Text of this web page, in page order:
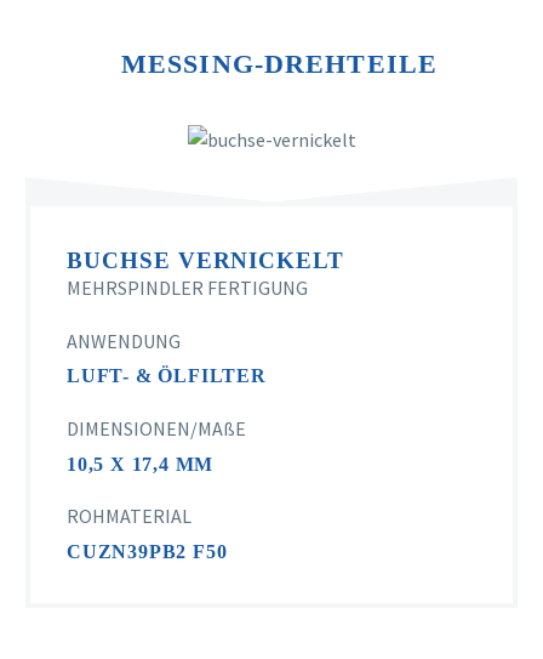
MESSING-DREHTEILE
BUCHSE VERNICKELT
MEHRSPINDLER FERTIGUNG
ANWENDUNG
LUFT- & ÖLFILTER
DIMENSIONEN/MAßE
10,5 X 17,4 MM
ROHMATERIAL
CUZN39PB2 F50